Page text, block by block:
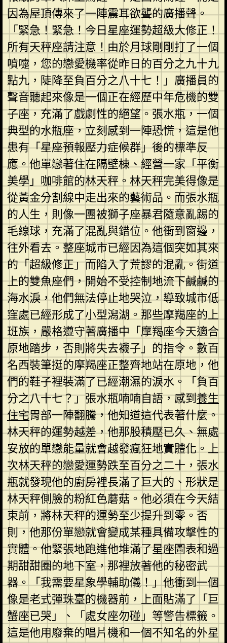
因為屋頂傳來了一陣震耳欲聾的廣播聲。
「緊急！緊急！今日星座運勢超級大修正！
所有天秤座請注意！由於月球剛剛打了一個
噴嚏，您的戀愛機率從昨日的百分之九十九
點九，陡降至負百分之八十七！」廣播員的
聲音聽起來像是一個正在經歷中年危機的雙
子座，充滿了戲劇性的絕望。張水瓶，一個
典型的水瓶座，立刻感到一陣恐慌，這是他
患有「星座預報壓力症候群」後的標準反
應。他單戀著住在隔壁棟、經營一家「平衡
美學」咖啡館的林天秤。林天秤完美得像是
從黃金分割線中走出來的藝術品。而張水瓶
的人生，則像一團被獅子座暴君隨意亂踢的
毛線球，充滿了混亂與錯位。他衝到窗邊，
往外看去。整座城市已經因為這個突如其來
的「超級修正」而陷入了荒謬的混亂。街道
上的雙魚座們，開始不受控制地流下鹹鹹的
海水淚，他們無法停止地哭泣，導致城市低
窪處已經形成了小型潟湖。那些摩羯座的上
班族，嚴格遵守著廣播中「摩羯座今天適合
原地踏步，否則將失去襪子」的指令。數百
名西裝筆挺的摩羯座正整齊地站在原地，他
們的鞋子裡裝滿了已經潮濕的淚水。「負百
分之八十七？」張水瓶喃喃自語，感到養生
住宅胃部一陣翻騰，他知道這代表著什麼。
林天秤的運勢越差，他那股積壓已久、無處
安放的單戀能量就會越發瘋狂地實體化。上
次林天秤的戀愛運勢跌至百分之二十，張水
瓶就發現他的廚房裡長滿了巨大的、形狀是
林天秤側臉的粉紅色蘑菇。他必須在今天結
束前，將林天秤的運勢至少提升到零。否
則，他那份單戀就會變成某種具備攻擊性的
實體。他緊張地跑進他堆滿了星座圖表和過
期甜甜圈的地下室，那裡放著他的秘密武
器。「我需要星象學輔助儀！」他衝到一個
像是老式彈珠臺的機器前，上面貼滿了「巨
蟹座已哭」、「處女座勿碰」等警告標籤。
這是他用廢棄的唱片機和一個不知名的外星